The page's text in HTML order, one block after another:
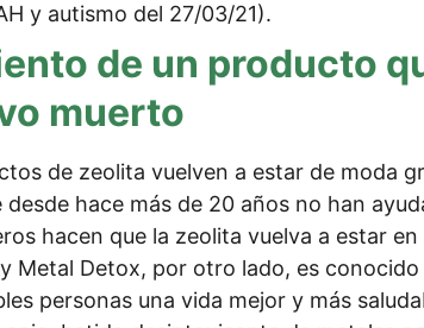
y autis­mo del 27/03/21).
de un pro­duc­to
muerto
de zeo­li­ta vuel­ven a estar de moda
hace más de 20 años no han
hacen que la zeo­li­ta vuel­va a estar
Metal Detox, por otro lado, es
per­so­nas una vida mejor y más